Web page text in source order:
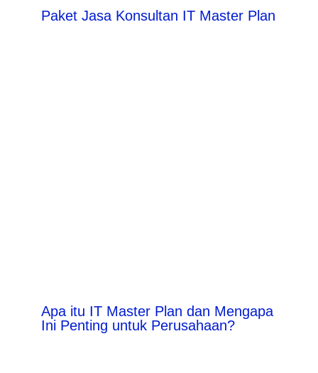
Paket Jasa Konsultan IT Master Plan
Apa itu IT Master Plan dan Mengapa
Ini Penting untuk Perusahaan?